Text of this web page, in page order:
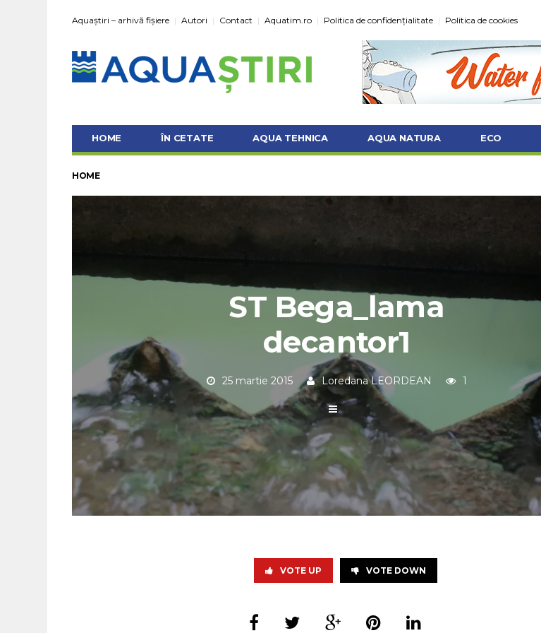
Aquaștiri – arhivă fișiere Autori Contact Aquatim.ro Politica de confidențialitate Politica de cookies
HOME ÎN CETATE AQUA TEHNICA AQUA NATURA ECO
HOME
ST Bega_lama
decantor1
25 martie 2015 Loredana LEORDEAN 1
VOTE UP VOTE DOWN